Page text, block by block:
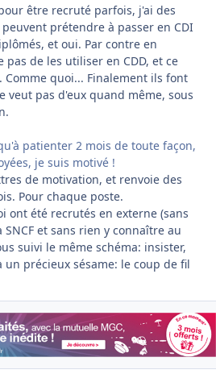
être recruté parfois, j'ai des
prétendre à passer en CDI
et oui. Par contre en
de les utiliser en CDD, et ce
quoi... Finalement ils font
veut pas d'eux quand même, sous
patienter 2 mois de toute façon,
je suis motivé !
de motivation, et renvoie des
Pour chaque poste.
ont été recrutés en externe (sans
et sans rien y connaître au
suivi le même schéma: insister,
précieux sésame: le coup de fil